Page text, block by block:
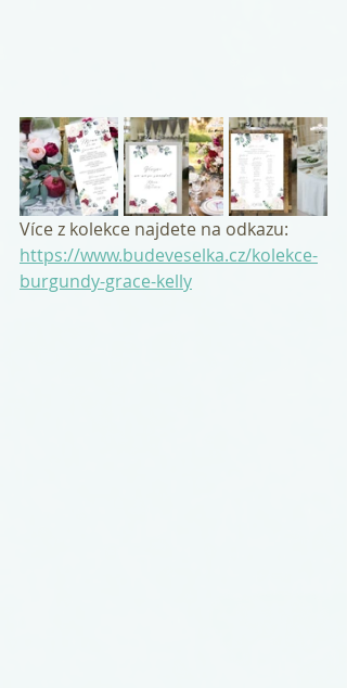
Více z kolekce najdete na odkazu:
https://www.budeveselka.cz/kolekce-
burgundy-grace-kelly